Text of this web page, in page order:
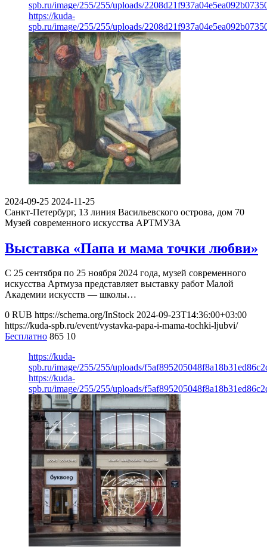
spb.ru/image/255/255/uploads/
https://kuda-
spb.ru/image/255/255/uploads/
2024-09-25 2024-11-25
Санкт-Петербург, 13 линия Васильевского острова, дом 70
Музей современного искусства АРТМУЗА
Выставка «Папа и мама точки любви»
С 25 сентября по 25 ноября 2024 года, музей современного
искусства Артмуза представляет выставку работ Малой
Академии искусств — школы…
0 RUB https://schema.org/InStock 2024-09-23T14:36:00+03:00
https://kuda-spb.ru/event/vystavka-papa-i-mama-tochki-ljubvi/
Бесплатно 865 10
https://kuda-
spb.ru/image/255/255/uploads/
https://kuda-
spb.ru/image/255/255/uploads/